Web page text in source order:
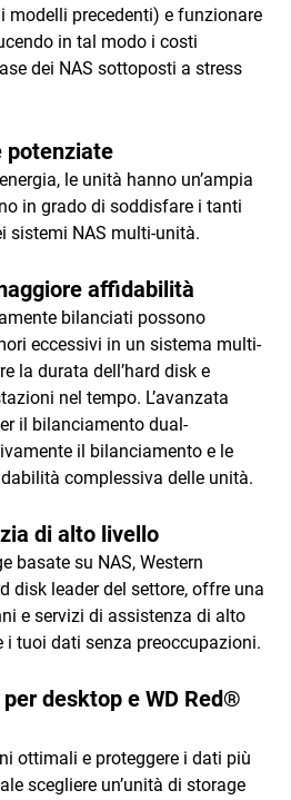
modelli precedenti) e funzionare
in tal modo i costi
dei NAS sottoposti a stress
potenziate
le unità hanno un’ampia
in grado di soddisfare i tanti
sistemi NAS multi-unità.
affidabilità
bilanciati possono
eccessivi in un sistema multi-
la durata dell’hard disk e
nel tempo. L’avanzata
il bilanciamento dual-
il bilanciamento e le
complessiva delle unità.
di alto livello
basate su NAS, Western
disk leader del settore, offre una
e servizi di assistenza di alto
i tuoi dati senza preoccupazioni.
desktop e WD Red®
ottimali e proteggere i dati più
scegliere un’unità di storage